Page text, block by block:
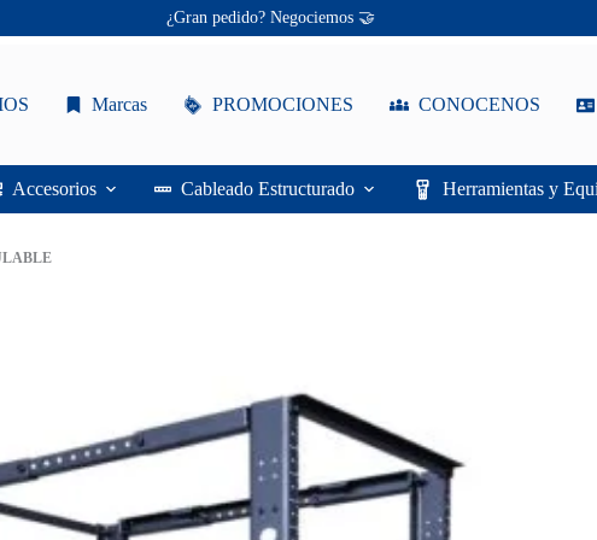
Ofertas únicas te esperan ✨
Marcas PROMOCIONES CONOCENOS
Accesorios Cableado Estructurado Herramientas y